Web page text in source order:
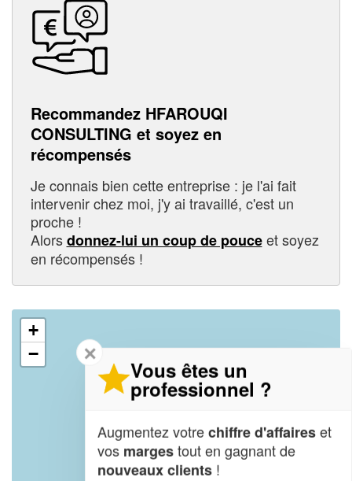
Recommandez HFAROUQI
CONSULTING et soyez en
récompensés
Je connais bien cette entreprise : je l'ai fait
intervenir chez moi, j'y ai travaillé, c'est un
proche !
Alorsdonnez-lui un coup de pouceet soyez
en récompensés !
+
−
✕
Vous êtes un
professionnel ?
Augmentez votrechiffre d'affaireset
vos margestout en gagnant de
nouveaux clients !